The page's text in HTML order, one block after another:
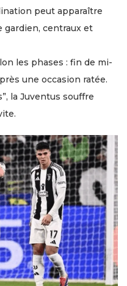
peut apparaître
gardien, centraux et
les phases : fin de mi-
une occasion ratée.
la Juventus souffre